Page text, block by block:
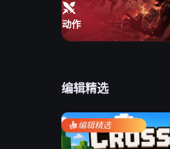
动作
编辑精选
编辑精选